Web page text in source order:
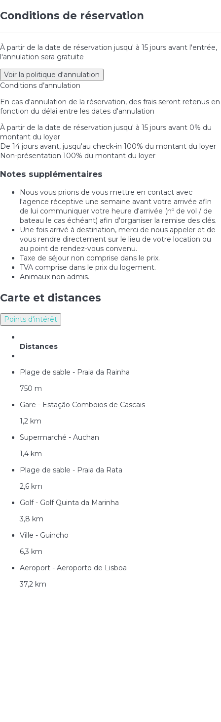
Conditions de réservation
À partir de la date de réservation jusqu' à 15 jours avant l'entrée,
l'annulation sera gratuite
Voir la politique d'annulation
Conditions d’annulation
En cas d'annulation de la réservation, des frais seront retenus en
fonction du délai entre les dates d'annulation
À partir de la date de réservation jusqu' à 15 jours avant 0% du
montant du loyer
De 14 jours avant, jusqu'au check-in 100% du montant du loyer
Non-présentation 100% du montant du loyer
Notes supplémentaires
Nous vous prions de vous mettre en contact avec
l'agence réceptive une semaine avant votre arrivée afin
de lui communiquer votre heure d'arrivée (nº de vol / de
bateau le cas échéant) afin d'organiser la remise des clés.
Une fois arrivé à destination, merci de nous appeler et de
vous rendre directement sur le lieu de votre location ou
au point de rendez-vous convenu.
Taxe de séjour non comprise dans le prix.
TVA comprise dans le prix du logement.
Animaux non admis.
Carte et distances
Points d'intérêt
Distances
Plage de sable - Praia da Rainha
750 m
Gare - Estação Comboios de Cascais
1,2 km
Supermarché - Auchan
1,4 km
Plage de sable - Praia da Rata
2,6 km
Golf - Golf Quinta da Marinha
3,8 km
Ville - Guincho
6,3 km
Aeroport - Aeroporto de Lisboa
37,2 km